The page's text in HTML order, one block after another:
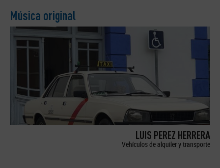
Música original
LUIS PEREZ HERRERA
Vehículos de alquiler y transporte